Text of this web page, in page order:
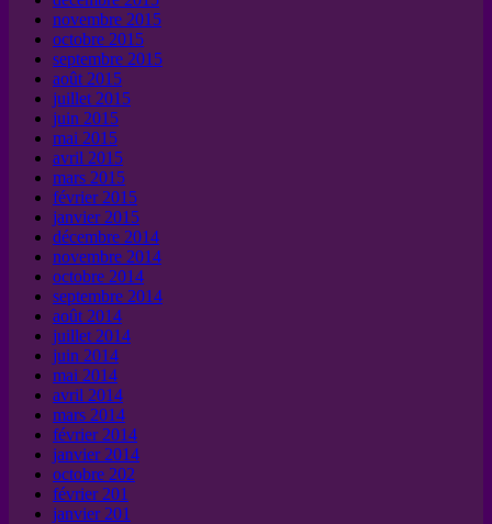
novembre 2015
octobre 2015
septembre 2015
août 2015
juillet 2015
juin 2015
mai 2015
avril 2015
mars 2015
février 2015
janvier 2015
décembre 2014
novembre 2014
octobre 2014
septembre 2014
août 2014
juillet 2014
juin 2014
mai 2014
avril 2014
mars 2014
février 2014
janvier 2014
octobre 202
février 201
janvier 201